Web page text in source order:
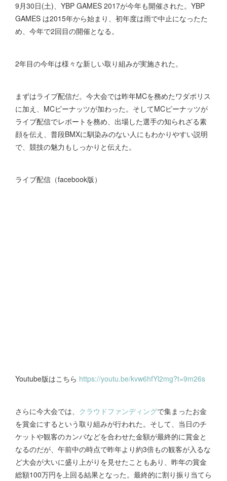
9月30日(土)、YBP GAMES 2017が今年も開催された。YBP
GAMES は2015年から始まり、初年度は雨で中止になったた
め、今年で2回目の開催となる。
2年目の今年は様々な新しい取り組みが実施された。
まずはライブ配信だ。今大会では昨年MCを務めたワダポリス
に加え、MCピーナッツが加わった。そしてMCピーナッツが
ライブ配信でレポートを務め、出場した選手の知られざる素
顔を伝え、普段BMXに馴染みのない人にもわかりやすい説明
で、競技の魅力もしっかりと伝えた。
ライブ配信（facebook版）
Youtube版はこちら https://youtu.be/kvw6hfYl2mg?t=9m26s
さらに今大会では、 クラウドファンディングで集まったお金
を賞金にするという取り組みが行われた。そして、当日のチ
ケットや観客のカンパなどを合わせた金額が最終的に賞金と
なるのだが、午前中の時点で昨年より約3倍もの観客が入るな
ど大会が大いに盛り上がりを見せたこともあり、昨年の賞金
総額100万円を上回る結果となった。最終的に割り振り当てら